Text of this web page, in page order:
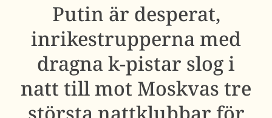
Putin är desperat,
inrikestrupperna med
dragna k-pistar slog i
natt till mot Moskvas tre